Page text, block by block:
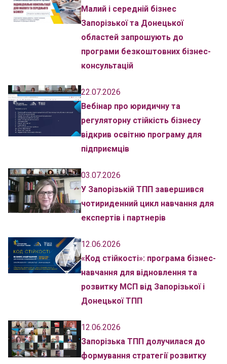
Малий і середній бізнес
Запорізької та Донецької
областей запрошують до
програми безкоштовних бізнес-
консультацій
22.07.2026
Вебінар про юридичну та
регуляторну стійкість бізнесу
відкрив освітню програму для
підприємців
03.07.2026
У Запорізькій ТПП завершився
чотириденний цикл навчання для
експертів і партнерів
12.06.2026
«Код стійкості»: програма бізнес-
навчання для відновлення та
розвитку МСП від Запорізької і
Донецької ТПП
12.06.2026
Запорізька ТПП долучилася до
формування стратегії розвитку